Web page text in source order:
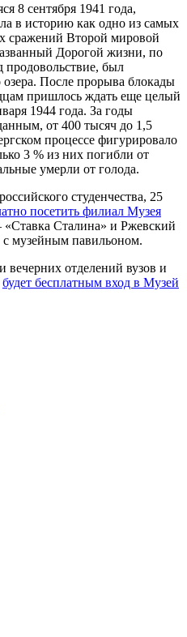
8 сентября 1941 года,
в историю как одно из самых
сражений Второй мировой
Дорогой жизни, по
продовольствие, был
После прорыва блокады
пришлось ждать еще целый
1944 года. За годы
от 400 тысяч до 1,5
процессе фигурировало
3 % из них погибли от
умерли от голода.
студенчества, 25
посетить филиал Музея
Сталина» и Ржевский
с музейным павильоном.
отделений вузов и
будет бесплатным вход в Музей